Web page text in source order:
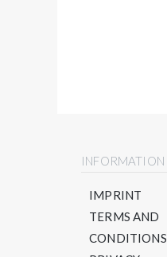
INFORMATION
IMPRINT
TERMS AND
CONDITIONS